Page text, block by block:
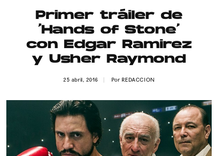
Contacto
Aviso Legal
Primer tráiler de
‘Hands of Stone’
con Edgar Ramirez
y Usher Raymond
25 abril, 2016 Por REDACCION